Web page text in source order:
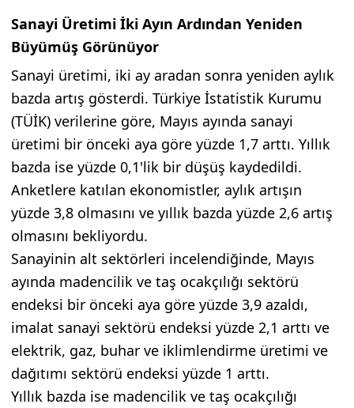
Sanayi Üretimi İki Ayın Ardından Yeniden
Büyümüş Görünüyor
Sanayi üretimi, iki ay aradan sonra yeniden aylık
bazda artış gösterdi. Türkiye İstatistik Kurumu
(TÜİK) verilerine göre, Mayıs ayında sanayi
üretimi bir önceki aya göre yüzde 1,7 arttı. Yıllık
bazda ise yüzde 0,1'lik bir düşüş kaydedildi.
Anketlere katılan ekonomistler, aylık artışın
yüzde 3,8 olmasını ve yıllık bazda yüzde 2,6 artış
olmasını bekliyordu.
Sanayinin alt sektörleri incelendiğinde, Mayıs
ayında madencilik ve taş ocakçılığı sektörü
endeksi bir önceki aya göre yüzde 3,9 azaldı,
imalat sanayi sektörü endeksi yüzde 2,1 arttı ve
elektrik, gaz, buhar ve iklimlendirme üretimi ve
dağıtımı sektörü endeksi yüzde 1 arttı.
Yıllık bazda ise madencilik ve taş ocakçılığı